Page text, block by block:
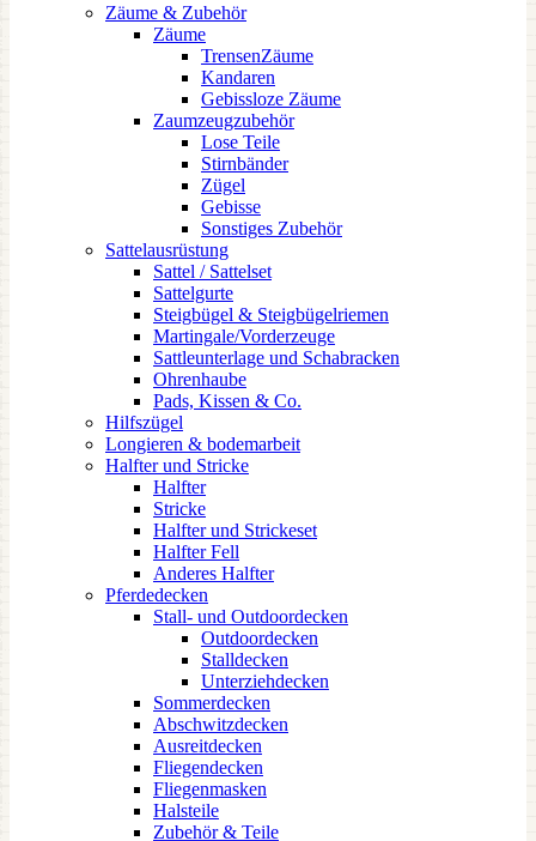
Zäume & Zubehör
Zäume
TrensenZäume
Kandaren
Gebissloze Zäume
Zaumzeugzubehör
Lose Teile
Stirnbänder
Zügel
Gebisse
Sonstiges Zubehör
Sattelausrüstung
Sattel / Sattelset
Sattelgurte
Steigbügel & Steigbügelriemen
Martingale/Vorderzeuge
Sattleunterlage und Schabracken
Ohrenhaube
Pads, Kissen & Co.
Hilfszügel
Longieren & bodemarbeit
Halfter und Stricke
Halfter
Stricke
Halfter und Strickeset
Halfter Fell
Anderes Halfter
Pferdedecken
Stall- und Outdoordecken
Outdoordecken
Stalldecken
Unterziehdecken
Sommerdecken
Abschwitzdecken
Ausreitdecken
Fliegendecken
Fliegenmasken
Halsteile
Zubehör & Teile